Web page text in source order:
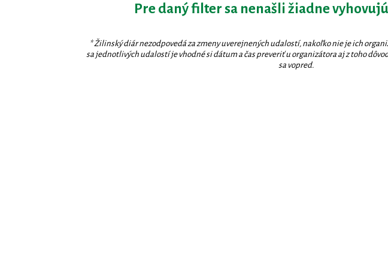
Pre daný filter sa nenašli žiadne
* Žilinský diár nezodpovedá za zmeny uverejnených udalostí, nakoľko nie je ich
sa jednotlivých udalostí je vhodné si dátum a čas preveriť u organizátora aj z toho
sa vopred.